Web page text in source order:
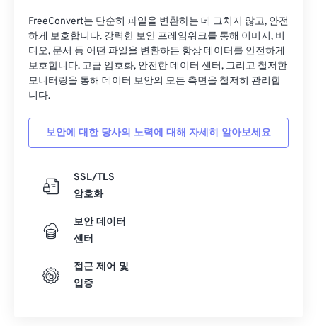
FreeConvert는 단순히 파일을 변환하는 데 그치지 않고, 안전
하게 보호합니다. 강력한 보안 프레임워크를 통해 이미지, 비
디오, 문서 등 어떤 파일을 변환하든 항상 데이터를 안전하게
보호합니다. 고급 암호화, 안전한 데이터 센터, 그리고 철저한
모니터링을 통해 데이터 보안의 모든 측면을 철저히 관리합
니다.
보안에 대한 당사의 노력에 대해 자세히 알아보세요
SSL/TLS
암호화
보안 데이터
센터
접근 제어 및
입증